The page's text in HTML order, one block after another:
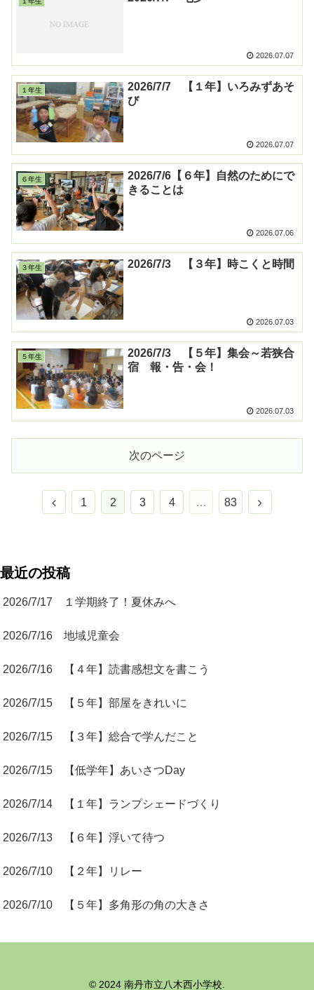
2026.07.07
１年生
2026/7/7 【１年】いろみずあそ
び
2026.07.07
６年生
2026/7/6【６年】自然のためにで
きることは
2026.07.06
３年生 2026/7/3 【３年】時こくと時間
2026.07.03
５年生
2026/7/3 【５年】集会～若狭合
宿 報・告・会！
2026.07.03
次のページ
1 2 3 4 … 83
最近の投稿
2026/7/17 １学期終了！夏休みへ
2026/7/16 地域児童会
2026/7/16 【４年】読書感想文を書こう
2026/7/15 【５年】部屋をきれいに
2026/7/15 【３年】総合で学んだこと
2026/7/15 【低学年】あいさつDay
2026/7/14 【１年】ランプシェードづくり
2026/7/13 【６年】浮いて待つ
2026/7/10 【２年】リレー
2026/7/10 【５年】多角形の角の大きさ
© 2024 南丹市立八木西小学校.